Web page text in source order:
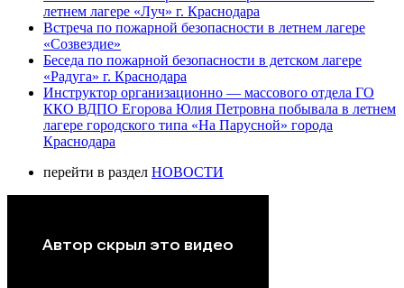
летнем лагере «Луч» г. Краснодара
Встреча по пожарной безопасности в летнем лагере
«Созвездие»
Беседа по пожарной безопасности в детском лагере
«Радуга» г. Краснодара
Инструктор организационно — массового отдела ГО
ККО ВДПО Егорова Юлия Петровна побывала в летнем
лагере городского типа «На Парусной» города
Краснодара
перейти в раздел НОВОСТИ